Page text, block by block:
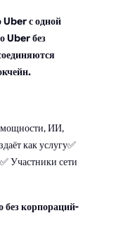
с одной
Uber без
ИИ,
как услугу✅
Участники сети
без корпораций-